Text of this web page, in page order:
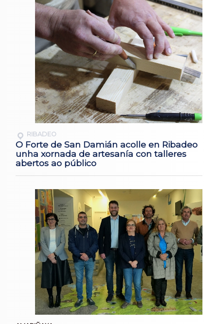
RIBADEO
O Forte de San Damián acolle en Ribadeo
unha xornada de artesanía con talleres
abertos ao público